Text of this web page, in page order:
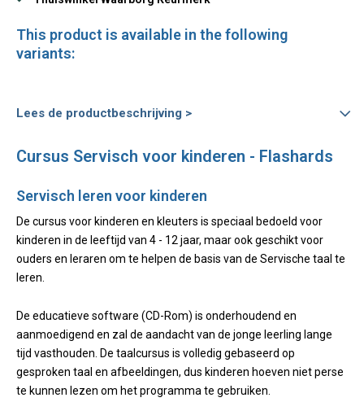
This product is available in the following
variants:
Lees de productbeschrijving >
Cursus Servisch voor kinderen - Flashards
Servisch leren voor kinderen
De cursus voor kinderen en kleuters is speciaal bedoeld voor
kinderen in de leeftijd van 4 - 12 jaar, maar ook geschikt voor
ouders en leraren om te helpen de basis van de Servische taal te
leren.
De educatieve software (CD-Rom) is onderhoudend en
aanmoedigend en zal de aandacht van de jonge leerling lange
tijd vasthouden. De taalcursus is volledig gebaseerd op
gesproken taal en afbeeldingen, dus kinderen hoeven niet perse
te kunnen lezen om het programma te gebruiken.